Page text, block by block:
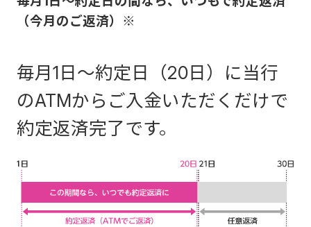
（今月のご返済）※
毎月1日～約定日（20日）に当行
のATMからご入金いただくだけで
約定返済完了です。